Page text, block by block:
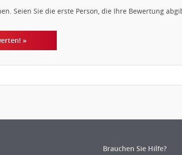
Seien Sie die erste Person, die Ihre Bewertung
»
Brauchen Sie Hilfe?